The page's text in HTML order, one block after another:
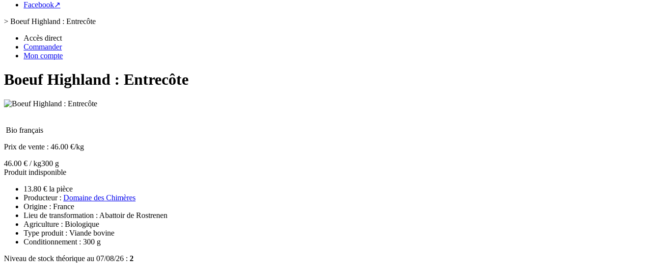
Facebook↗
> Boeuf Highland : Entrecôte
Accès direct
Commander
Mon compte
Boeuf Highland : Entrecôte
Bio français
Prix de vente : 46.00 €/kg
46.00 € / kg300 g
Produit indisponible
13.80 € la pièce
Producteur : Domaine des Chimères
Origine : France
Lieu de transformation : Abattoir de Rostrenen
Agriculture : Biologique
Type produit : Viande bovine
Conditionnement : 300 g
Niveau de stock théorique au 07/08/26 : 2